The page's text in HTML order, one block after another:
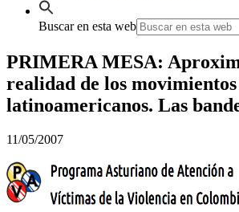
Buscar en esta web
PRIMERA MESA:
realidad de los movimientos
latinoamericanos. Las
11/05/2007